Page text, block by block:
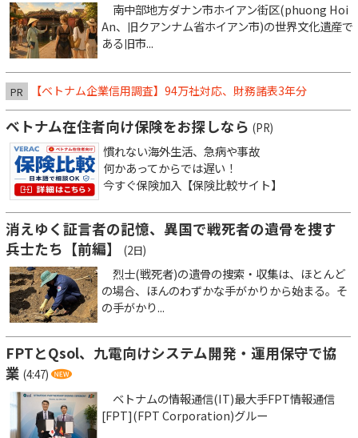
南中部地方ダナン市ホイアン街区(phuong Hoi
An、旧クアンナム省ホイアン市)の世界文化遺産で
ある旧市...
PR 【ベトナム企業信用調査】94万社対応、財務諸表3年分
ベトナム在住者向け保険をお探しなら (PR)
慣れない海外生活、急病や事故
何かあってからでは遅い！
今すぐ保険加入【保険比較サイト】
消えゆく証言者の記憶、異国で戦死者の遺骨を捜す
兵士たち【前編】
(2日)
烈士(戦死者)の遺骨の捜索・収集は、ほとんど
の場合、ほんのわずかな手がかりから始まる。そ
の手がかり...
FPTとQsol、九電向けシステム開発・運用保守で協
業 (4:47)
ベトナムの情報通信(IT)最大手FPT情報通信
[FPT](FPT Corporation)グルー